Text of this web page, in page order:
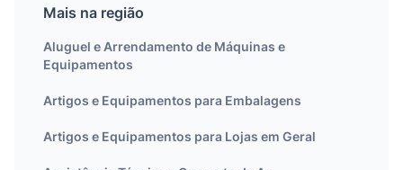
Mais na região
Aluguel e Arrendamento de Máquinas e
Equipamentos
Artigos e Equipamentos para Embalagens
Artigos e Equipamentos para Lojas em Geral